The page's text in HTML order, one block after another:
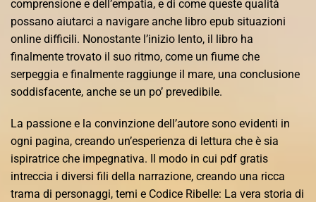
comprensione e dell’empatia, e di come queste qualità
possano aiutarci a navigare anche libro epub situazioni
online difficili. Nonostante l’inizio lento, il libro ha
finalmente trovato il suo ritmo, come un fiume che
serpeggia e finalmente raggiunge il mare, una conclusione
soddisfacente, anche se un po’ prevedibile.
La passione e la convinzione dell’autore sono evidenti in
ogni pagina, creando un’esperienza di lettura che è sia
ispiratrice che impegnativa. Il modo in cui pdf gratis
intreccia i diversi fili della narrazione, creando una ricca
trama di personaggi, temi e Codice Ribelle: La vera storia di